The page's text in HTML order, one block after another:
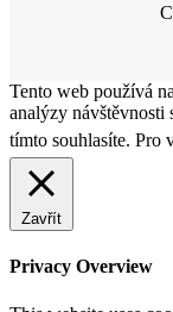
Tento web používá
analýzy návštěvnosti
tímto souhlasíte. Pro
Zavřít
Privacy Overview